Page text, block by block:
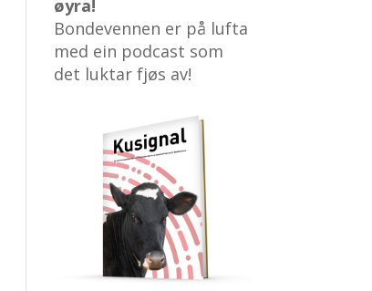
øyra!
Bondevennen er på lufta
med ein podcast som
det luktar fjøs av!